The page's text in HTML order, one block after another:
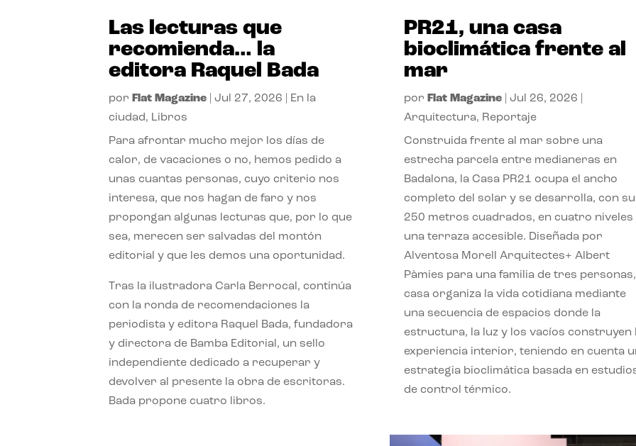
Las lecturas que
recomienda… la
editora Raquel Bada
por Flat Magazine Jul 27, 2026
En la
ciudad, Libros
Para afrontar mucho mejor los días de
calor, de vacaciones o no, hemos pedido a
unas cuantas personas, cuyo criterio nos
interesa, que nos hagan de faro y nos
propongan algunas lecturas que, por lo que
sea, merecen ser salvadas del montón
editorial y que les demos una oportunidad.
Tras la ilustradora Carla Berrocal, continúa
con la ronda de recomendaciones la
periodista y editora Raquel Bada, fundadora
y directora de Bamba Editorial, un sello
independiente dedicado a recuperar y
devolver al presente la obra de escritoras.
Bada propone cuatro libros.
PR21, una casa
bioclimática frente al
mar
por Flat Magazine| Jul 26, 2026
Arquitectura, Reportaje
Construida frente al mar sobre una
estrecha parcela entre medianeras en
Badalona, la Casa PR21 ocupa el ancho
completo del solar y se desarrolla, con
250 metros cuadrados, en cuatro niveles
una terraza accesible. Diseñada por
Alventosa Morell Arquitectes+ Albert
Pàmies para una familia de tres
casa organiza la vida cotidiana mediante
una secuencia de espacios donde la
estructura, la luz y los vacíos construyen
experiencia interior, teniendo en cuenta
estrategia bioclimática basada en
de control térmico.